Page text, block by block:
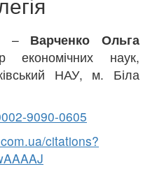
– Варченко Ольга
економічних наук,
НАУ, м. Біла
9090-0605
com.ua/citations?